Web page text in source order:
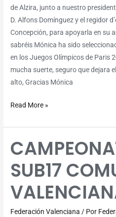
de Alzira, junto a nuestro
D. Alfons Domínguez y el regidor
Concepción, para apoyarla en su
sabréis Mónica ha sido
en los Juegos Olímpicos de Paris
mucha suerte, seguro que dejara
alto, Gracias Mónica
Read More »
SUB17
Federación Valenciana / Por
CAMPEONATO
SUB15-
SUB17
VALENCIANA